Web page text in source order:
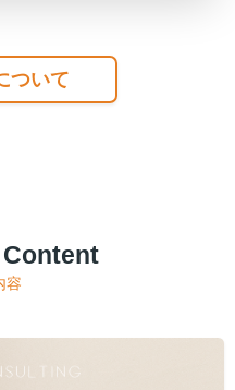
ついて
容